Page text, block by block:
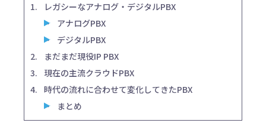
レガシーなアナログ・デジタルPBX
アナログPBX
デジタルPBX
まだまだ現役IP PBX
現在の主流クラウドPBX
時代の流れに合わせて変化してきたPBX
まとめ